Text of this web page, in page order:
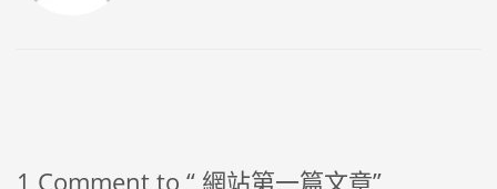
1 Comment to “ 網站第一篇文章”